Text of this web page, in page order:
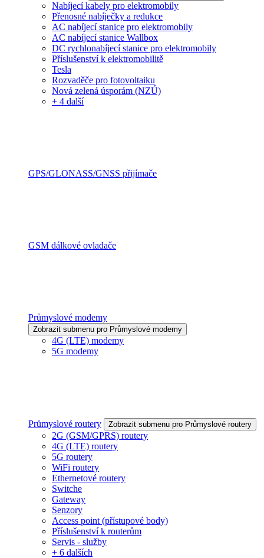
Nabíjecí kabely pro elektromobily
Přenosné nabíječky a redukce
AC nabíjecí stanice pro elektromobily
AC nabíjecí stanice Wallbox
DC rychlonabíjecí stanice pro elektromobily
Příslušenství k elektromobilitě
Tesla
Rozvaděče pro fotovoltaiku
Nová zelená úsporám (NZÚ)
+ 4 další
GPS/GLONASS/GNSS přijímače
GSM dálkové ovladače
Průmyslové modemy
Zobrazit submenu pro Průmyslové modemy
4G (LTE) modemy
5G modemy
Průmyslové routery Zobrazit submenu pro Průmyslové routery
2G (GSM/GPRS) routery
4G (LTE) routery
5G routery
WiFi routery
Ethernetové routery
Switche
Gateway
Senzory
Access point (přístupové body)
Příslušenství k routerům
Servis - služby
+ 6 dalších